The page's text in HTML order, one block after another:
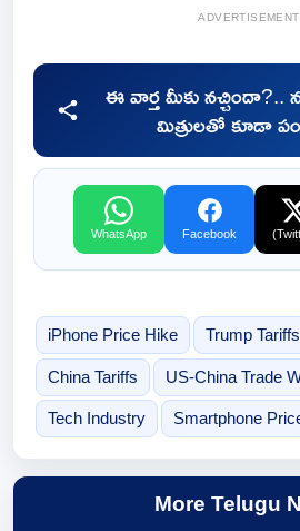
ADVERTISEMENT
ఈ వార్త మీకు నచ్చిందా?..
మిత్రులతో కూడా
WhatsApp Facebook
iPhone Price Hike Trump Tariffs
China Tariffs US-China Trade
Tech Industry Smartphone
More Telugu